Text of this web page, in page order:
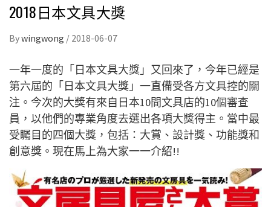
2018日本文具大獎
Bywingwong / 2018-06-07
一年一度的「日本文具大獎」又回來了，今年已經是
第六屆的「日本文具大獎」一直備受各方文具控的關
注。今次的大獎有來自日本10間文具店的10個審查
員，以他們的專業角度去選出各項大獎得主。當中最
受矚目的四個大獎，包括：大賞、設計獎、功能獎和
創意獎。現在馬上為大家一一介紹!!